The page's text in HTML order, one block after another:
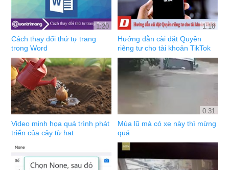
1:20
Cách thay đổi thứ tự trang
trong Word
1:18
Hướng dẫn cài đặt Quyền
riêng tư cho tài khoản TikTok
Video minh họa quá trình phát
triển của cây từ hạt
0:31
Mùa lũ mà có xe này thì mừng
quá